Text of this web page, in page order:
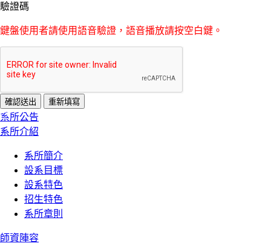
驗證碼
鍵盤使用者請使用語音驗證，語音播放請按空白鍵。
:::
系所公告
系所介紹
系所簡介
設系目標
設系特色
招生特色
系所章則
師資陣容